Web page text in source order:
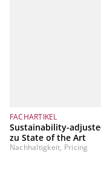
FACHARTIKEL
Sustainability-
zu State of the Art
Nachhaltigkeit, Pricing